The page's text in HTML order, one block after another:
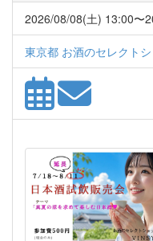
2026/08/08(土) 13:00〜
東京都 お酒のセレクト